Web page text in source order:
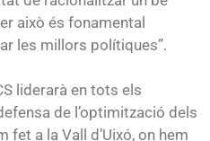
això és fonamental
les millors polítiques”.
liderarà en tots els
de l’optimització dels
fet a la Vall d’Uixó, on hem